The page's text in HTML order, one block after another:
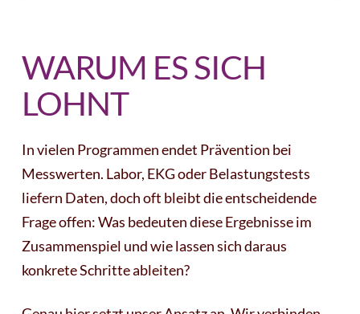
WARUM ES SICH
LOHNT
In vielen Programmen endet Prävention bei
Messwerten. Labor, EKG oder Belastungstests
liefern Daten, doch oft bleibt die entscheidende
Frage offen: Was bedeuten diese Ergebnisse im
Zusammenspiel und wie lassen sich daraus
konkrete Schritte ableiten?